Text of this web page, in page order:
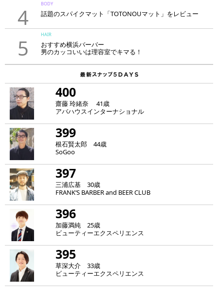
4
BODY
話題のスパイクマット「TOTONOUマット」をレビュー
5
HAIR
おすすめ横浜バーバー
男のカッコいいは理容室でキマる！
400
齋藤 玲緒奈 41歳
アバハウスインターナショナル
399
根石賢太郎 44歳
SoGoo
397
三浦広基 30歳
FRANK‘S BARBER and BEER CLUB
396
加藤満純 25歳
ビューティーエクスペリエンス
395
草深大介 33歳
ビューティーエクスペリエンス